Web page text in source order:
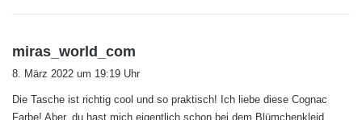
miras_world_com
t
8. März 2022 um 19:19 Uhr
Die Tasche ist richtig cool und so praktisch! Ich liebe diese Cognac
Farbe! Aber, du hast mich eigentlich schon bei dem Blümchenkleid